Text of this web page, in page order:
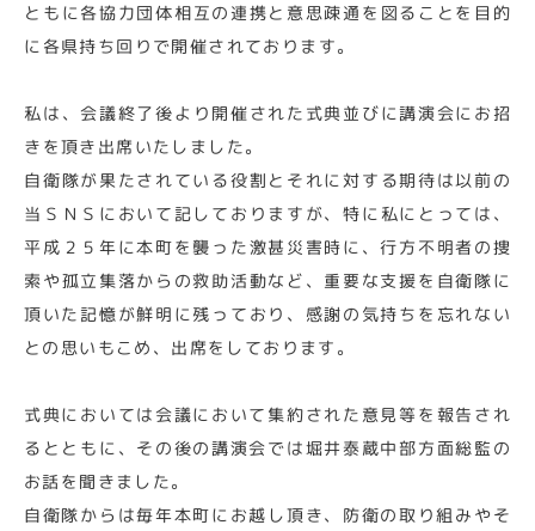
ともに各協力団体相互の連携と意思疎通を図ることを目的
に各県持ち回りで開催されております。
私は、会議終了後より開催された式典並びに講演会にお招
きを頂き出席いたしました。
自衛隊が果たされている役割とそれに対する期待は以前の
当ＳＮＳにおいて記しておりますが、特に私にとっては、
平成２５年に本町を襲った激甚災害時に、行方不明者の捜
索や孤立集落からの救助活動など、重要な支援を自衛隊に
頂いた記憶が鮮明に残っており、感謝の気持ちを忘れない
との思いもこめ、出席をしております。
式典においては会議において集約された意見等を報告され
るとともに、その後の講演会では堀井泰蔵中部方面総監の
お話を聞きました。
自衛隊からは毎年本町にお越し頂き、防衛の取り組みやそ